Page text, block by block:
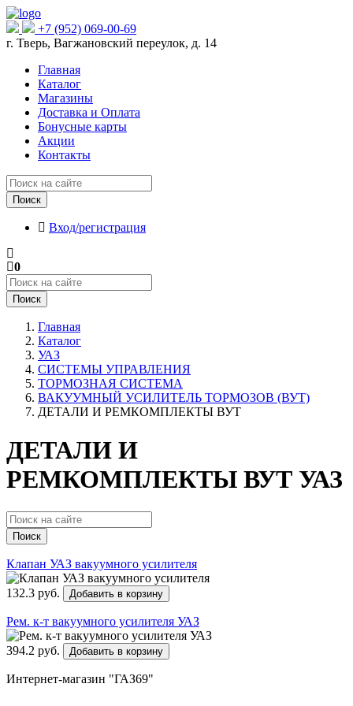
+7 (952) 069-00-69
г. Тверь, Вагжановский переулок, д. 14
Главная
Каталог
Магазины
Доставка и Оплата
Бонусные карты
Акции
Контакты
Поиск
Вход/регистрация
0
Поиск
Главная
Каталог
УАЗ
СИСТЕМЫ УПРАВЛЕНИЯ
ТОРМОЗНАЯ СИСТЕМА
ВАКУУМНЫЙ УСИЛИТЕЛЬ ТОРМОЗОВ (ВУТ)
ДЕТАЛИ И РЕМКОМПЛЕКТЫ ВУТ
ДЕТАЛИ И
РЕМКОМПЛЕКТЫ ВУТ УАЗ
Поиск
Клапан УАЗ вакуумного усилителя
132.3 руб. Добавить в корзину
Рем. к-т вакуумного усилителя УАЗ
394.2 руб. Добавить в корзину
Интернет-магазин "ГАЗ69"